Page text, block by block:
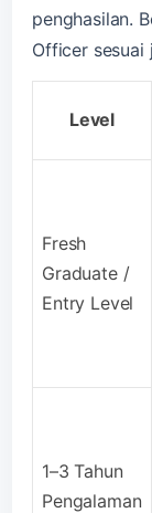
penghasilan.
Officer sesuai
Level
Fresh
Graduate /
Entry Level
1–3 Tahun
Pengalaman